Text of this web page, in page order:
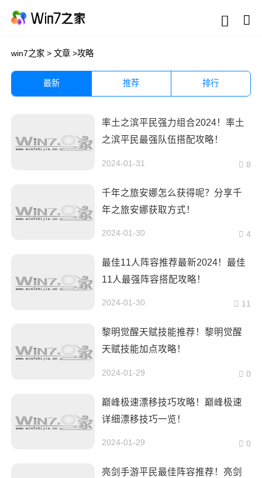
win7之家 > 文章 >攻略
最新 推荐 排行
率土之滨平民强力组合2024！率土
之滨平民最强队伍搭配攻略！
2024-01-31 8
千年之旅安娜怎么获得呢？分享千
年之旅安娜获取方式！
2024-01-30 4
最佳11人阵容推荐最新2024！最佳
11人最强阵容搭配攻略！
2024-01-30 11
黎明觉醒天赋技能推荐！黎明觉醒
天赋技能加点攻略！
2024-01-29 0
巅峰极速漂移技巧攻略！巅峰极速
详细漂移技巧一览！
2024-01-29 0
亮剑手游平民最佳阵容推荐！亮剑